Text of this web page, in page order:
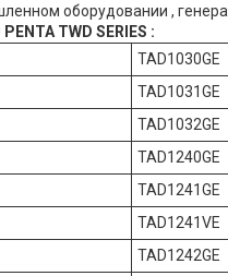
оборудовании ,
PENTA TWD SERIES :
TAD1030GE
TAD1031GE
TAD1032GE
TAD1240GE
TAD1241GE
TAD1241VE
TAD1242GE